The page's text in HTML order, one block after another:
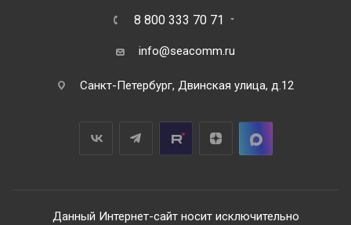
8 800 333 70 71
info@seacomm.ru
Санкт-Петербург, Двинская улица, д.12
Данный Интернет-сайт носит исключительно